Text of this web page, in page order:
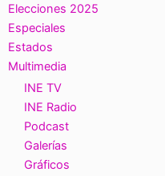
Elecciones 2025
Especiales
Estados
Multimedia
INE TV
INE Radio
Podcast
Galerías
Gráficos